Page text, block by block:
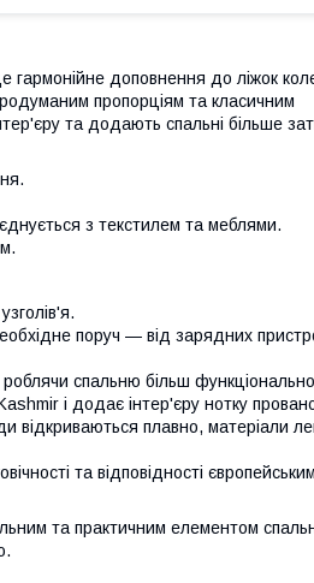
доповнення до ліжок
пропорціям та класичним
та додають спальні більше
з текстилем та меблями.
поруч — від зарядних
спальню більш
і додає інтер'єру нотку
плавно, матеріали
та відповідності європейським
та практичним елементом